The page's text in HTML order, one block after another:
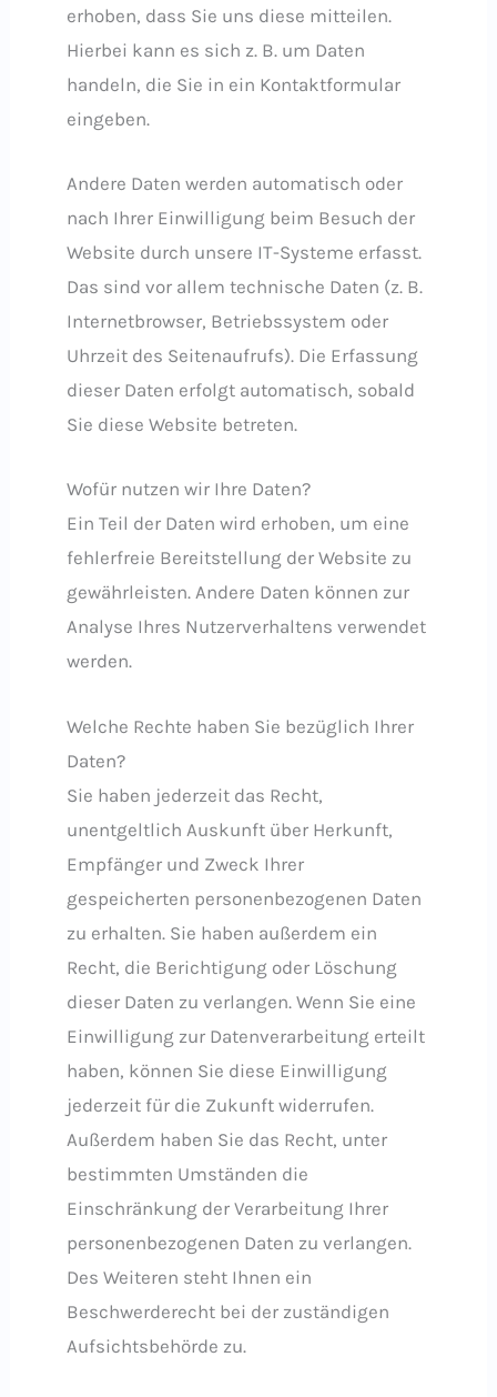
erhoben, dass Sie uns diese mitteilen.
Hierbei kann es sich z. B. um Daten
handeln, die Sie in ein Kontaktformular
eingeben.
Andere Daten werden automatisch oder
nach Ihrer Einwilligung beim Besuch der
Website durch unsere IT-Systeme erfasst.
Das sind vor allem technische Daten (z. B.
Internetbrowser, Betriebssystem oder
Uhrzeit des Seitenaufrufs). Die Erfassung
dieser Daten erfolgt automatisch, sobald
Sie diese Website betreten.
Wofür nutzen wir Ihre Daten?
Ein Teil der Daten wird erhoben, um eine
fehlerfreie Bereitstellung der Website zu
gewährleisten. Andere Daten können zur
Analyse Ihres Nutzerverhaltens verwendet
werden.
Welche Rechte haben Sie bezüglich Ihrer
Daten?
Sie haben jederzeit das Recht,
unentgeltlich Auskunft über Herkunft,
Empfänger und Zweck Ihrer
gespeicherten personenbezogenen Daten
zu erhalten. Sie haben außerdem ein
Recht, die Berichtigung oder Löschung
dieser Daten zu verlangen. Wenn Sie eine
Einwilligung zur Datenverarbeitung erteilt
haben, können Sie diese Einwilligung
jederzeit für die Zukunft widerrufen.
Außerdem haben Sie das Recht, unter
bestimmten Umständen die
Einschränkung der Verarbeitung Ihrer
personenbezogenen Daten zu verlangen.
Des Weiteren steht Ihnen ein
Beschwerderecht bei der zuständigen
Aufsichtsbehörde zu.